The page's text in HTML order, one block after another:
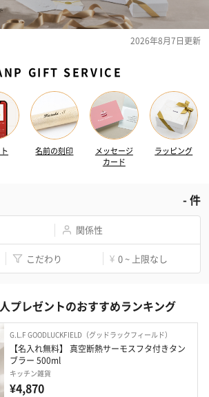
2026年8月7日更新
GIFT SERVICE
名前の刻印
メッセージ
カード
ラッピング
-件
関係性
こだわり ¥ 0 ~ 上限なし
プレゼントのおすすめランキング
G.L.F GOODLUCKFIELD（グッドラックフィールド）
【名入れ無料】 真空断熱サーモスフタ付きタン
ブラー 500ml
キッチン雑貨
¥4,870